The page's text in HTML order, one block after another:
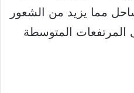
مما يزيد من الشعور
المرتفعات المتوسطة